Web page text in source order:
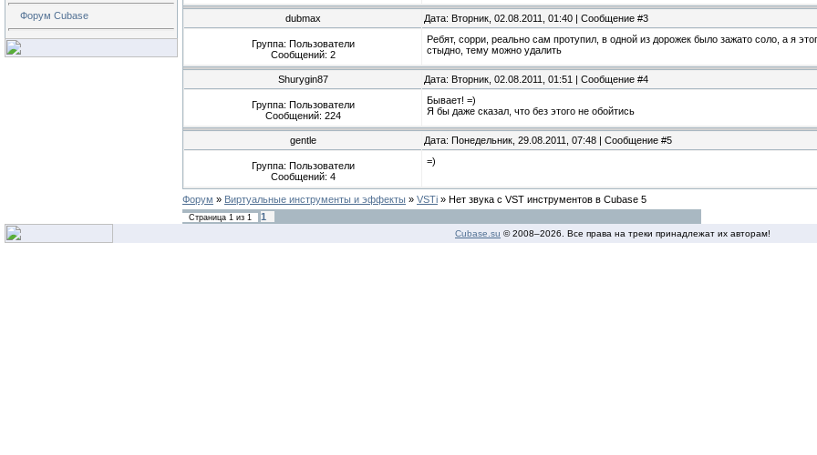
Форум Cubase dubmax Дата: Вторник, 02.08.2011, 01:40 | Сообщение #3
Группа: Пользователи
Сообщений: 2
Ребят, сорри, реально сам протупил, в одной из дорожек было зажато соло, а я
стыдно, тему можно удалить
Shurygin87 Дата: Вторник, 02.08.2011, 01:51 | Сообщение #4
Группа: Пользователи
Сообщений: 224
Бывает! =)
Я бы даже сказал, что без этого не обойтись
gentle Дата: Понедельник, 29.08.2011, 07:48 | Сообщение #5
Группа: Пользователи
Сообщений: 4
=)
Форум » Виртуальные инструменты и эффекты » VSTi » Нет звука с VST инструментов в Cubase 5
Страница 1 из 1 1
Cubase.su © 2008–2026. Все права на треки принадлежат их авторам!